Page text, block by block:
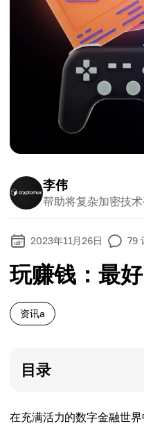
李伟
帮助将复杂加密技
2023年11月26日 79
玩赚钱：最
资讯a
目录
在充满活力的数字金融世